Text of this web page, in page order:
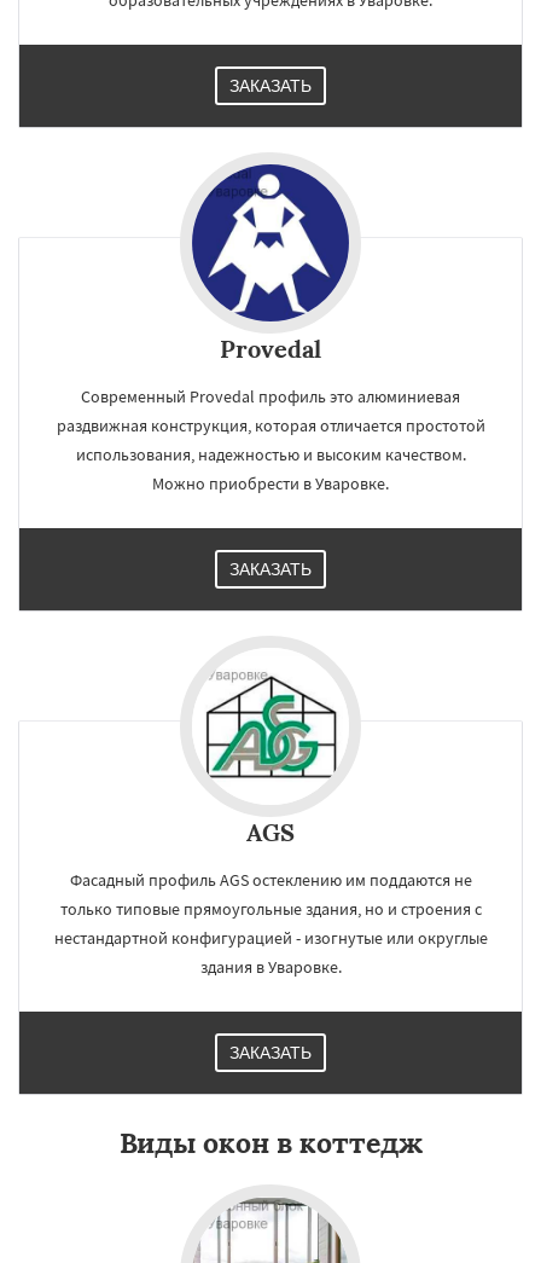
ЗАКАЗАТЬ
Provedal
Современный Provedal профиль это алюминиевая
раздвижная конструкция, которая отличается простотой
использования, надежностью и высоким качеством.
Можно приобрести в Уваровке.
ЗАКАЗАТЬ
AGS
Фасадный профиль AGS остеклению им поддаются не
только типовые прямоугольные здания, но и строения с
нестандартной конфигурацией - изогнутые или округлые
здания в Уваровке.
ЗАКАЗАТЬ
Виды окон в коттедж